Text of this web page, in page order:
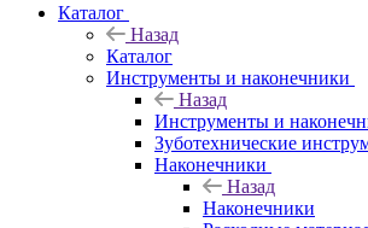
Каталог
Назад
Каталог
Инструменты и наконечники
Назад
Инструменты и
Зуботехнические
Наконечники
Назад
Наконечники